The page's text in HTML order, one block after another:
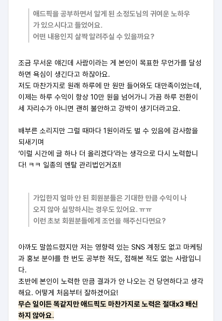
애드픽을 공부하면서 알게 된 소정도님의 귀여운 노하우
가 있으시다고 들었어요.
어떤 내용인지 살짝 알려주실 수 있을까요?
조금 무서운 얘긴데 사람이라는 게 본인이 목표한 무언가를 달성
하면 욕심이 생긴다고 하잖아요.
저도 마찬가지로 원래 하루에 만 원만 들어와도 대만족이었는데,
이제는 하루 수익이 항상 10만 원을 넘어가니 가끔 하루 전환이
세 자리수가 아니면 괜히 불안하고 강박이 생기더라고요.
배부른 소리지만 그럴 때마다 1원이라도 벌 수 있음에 감사함을
되새기며
‘이럴 시간에 글 하나 더 올리겠다’라는 생각으로 다시 노력합니
다! ㅋㅋ 일종의 멘탈 관리법인거죠!!
가입한지 얼마 안 된 회원분들은 기대한 만큼 수익이 나
오지 않아 실망하시는 경우도 있어요. ㅠㅠ
이런 초보 회원분들에게 조언을 해주신다면요?
아까도 말씀드렸지만 저는 영향력 있는 SNS 계정도 없고 마케팅
과 홍보 분야를 한 번도 공부한 적도, 접해본 적도 없는 사람입니
다.
초반에 본인이 노력한 만큼 결과가 안 나오는 건 당연하다고 생각
해요. 어떻게 처음부터 잘하겠어요!
무슨 일이든 똑같지만 애드픽도 마찬가지로 노력은 절대x3 배신
하지 않아요.